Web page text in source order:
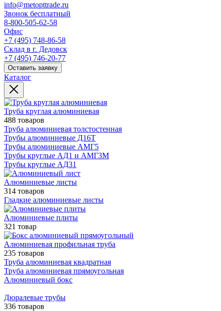
info@metopttrade.ru
Звонок бесплатный
8-800-505-62-58
Офис
+7 (495) 748-86-58
Склад в г. Дедовск
+7 (495) 746-20-77
Оставить заявку
Каталог
Труба круглая алюминиевая
488 товаров
Труба алюминиевая толстостенная
Трубы алюминиевые Д16Т
Трубы алюминиевые АМГ5
Трубы круглые АД1 и АМГ3М
Трубы круглые АД31
Алюминиевые листы
314 товаров
Гладкие алюминиевые листы
Алюминиевые плиты
321 товар
Алюминиевая профильная труба
235 товаров
Труба алюминиевая квадратная
Труба алюминиевая прямоугольная
Алюминиевый бокс
Дюралевые трубы
336 товаров